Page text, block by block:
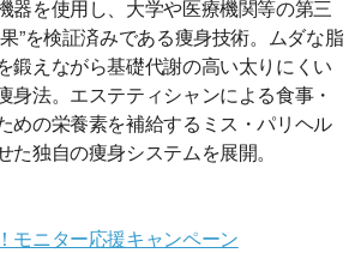
器を使用し、大学や医療機関等の第三
”を検証済みである痩身技術。ムダな脂
鍛えながら基礎代謝の高い太りにくい
身法。エステティシャンによる食事・
めの栄養素を補給するミス・パリヘル
た独自の痩身システムを展開。
モニター応援キャンペーン